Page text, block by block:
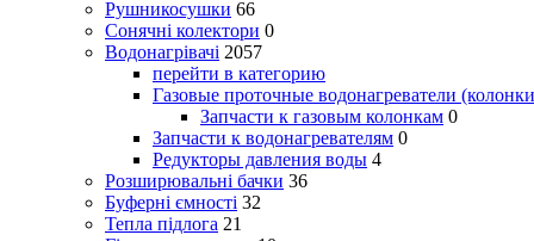
Рушникосушки 66
Сонячні колектори 0
Водонагрівачі 2057
перейти в категорию
Газовые проточные водонагреватели
Запчасти к газовым колонкам 0
Запчасти к водонагревателям 0
Редукторы давления воды 4
Розширювальні бачки 36
Буферні ємності 32
Тепла підлога 21